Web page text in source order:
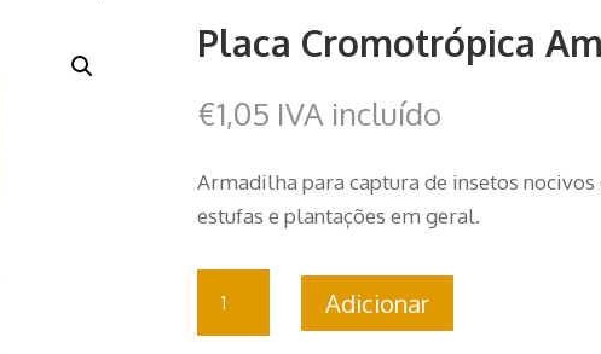
Placa Cromotrópica
€1,05 IVA incluído
Armadilha para captura de insetos
estufas e plantações em geral.
Quantidade
de
Adicionar